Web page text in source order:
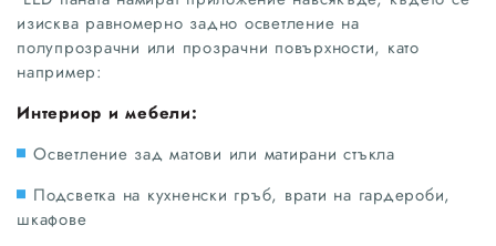
изисква равномерно задно осветление на
полупрозрачни или прозрачни повърхности, като
например:
Интериор и мебели:
Осветление зад матови или матирани стъкла
Подсветка на кухненски гръб, врати на гардероби,
шкафове